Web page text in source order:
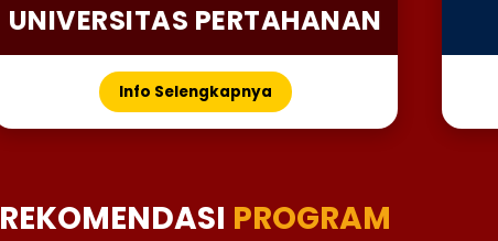
UNIVERSITAS PERTAHANAN
Info Selengkapnya
REKOMENDASI PROGRAM